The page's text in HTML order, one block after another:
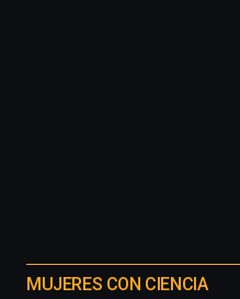
MUJERES CON CIENCIA